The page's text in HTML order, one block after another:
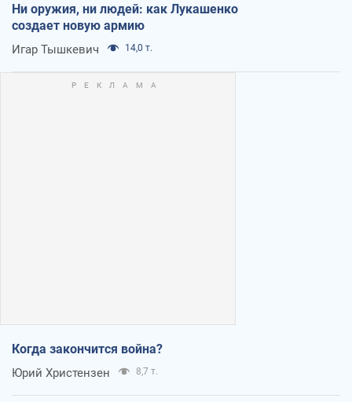
Ни оружия, ни людей: как Лукашенко
создает новую армию
Игар Тышкевич 14,0 т.
Когда закончится война?
Юрий Христензен 8,7 т.